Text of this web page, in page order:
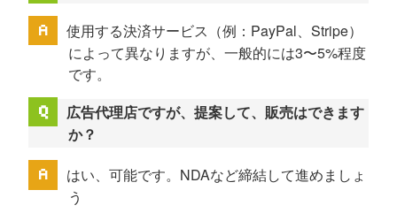
使用する決済サービス（例：PayPal、Stripe）
によって異なりますが、一般的には3〜5%程度
です。
広告代理店ですが、提案して、販売はできます
か？
はい、可能です。NDAなど締結して進めましょ
う